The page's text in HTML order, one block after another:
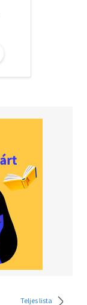
Teljes lista